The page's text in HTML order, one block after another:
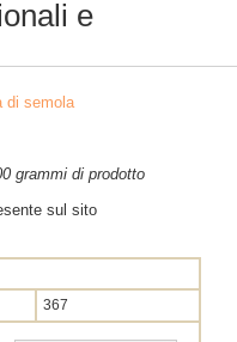
e
di semola
grammi di prodotto
sul sito
367